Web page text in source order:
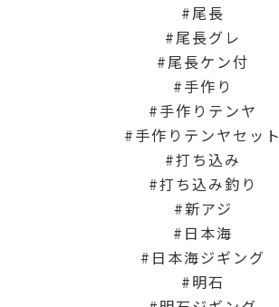
尾長
尾長グレ
尾長ケン付
手作り
手作りテンヤ
手作りテンヤセット
打ち込み
打ち込み釣り
新アジ
日本海
日本海ジギング
明石